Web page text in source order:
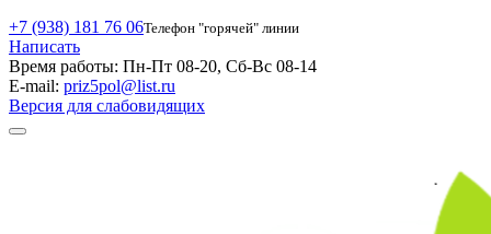
+7 (938) 181 76 06Телефон "горячей" линии
Написать
Время работы: Пн-Пт 08-20, Сб-Вс 08-14
E-mail: priz5pol@list.ru
Версия для слабовидящих